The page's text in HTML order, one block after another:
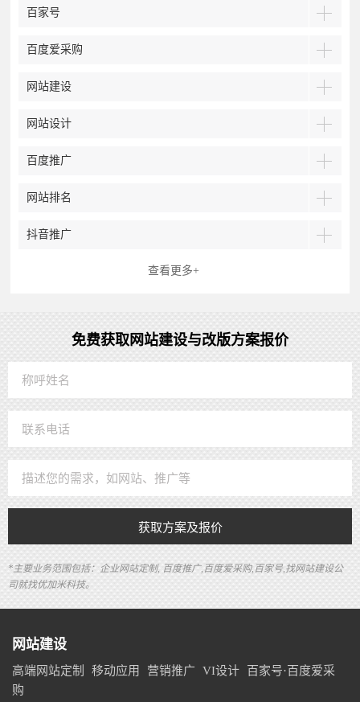
百家号
百度爱采购
网站建设
网站设计
百度推广
网站排名
抖音推广
查看更多+
免费获取网站建设与改版方案报价
获取方案及报价
*主要业务范围包括：企业网站定制, 百度推广,百度爱采购,百家号,找网站建设公
司就找优加米科技。
网站建设
高端网站定制 移动应用 营销推广 VI设计
百家号·百度爱采
购